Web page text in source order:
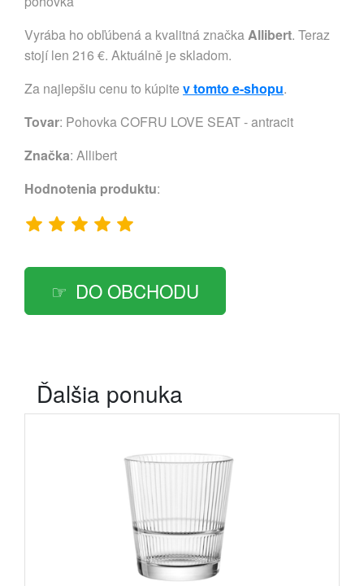
Vyrába ho obľúbená a kvalitná značkaAllibert. Teraz
stojí len 216 €. Aktuálně je skladom.
Za najlepšiu cenu to kúpite v tomto e-shopu.
Tovar: Pohovka COFRU LOVE SEAT - antracit
Značka: Allibert
Hodnotenia produktu:
DO OBCHODU
Ďalšia ponuka